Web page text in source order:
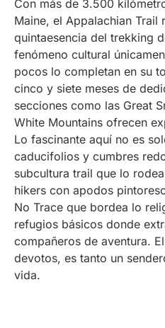
Con más de 3.500
Maine, el Appalachian Trail
quintaesencia del trekking
fenómeno cultural
pocos lo completan en su
cinco y siete meses de
secciones como las Great
White Mountains ofrecen
Lo fascinante aquí no es
caducifolios y cumbres
subcultura trail que lo
hikers con apodos
No Trace que bordea lo
refugios básicos donde
compañeros de aventura.
devotos, es tanto un
vida.